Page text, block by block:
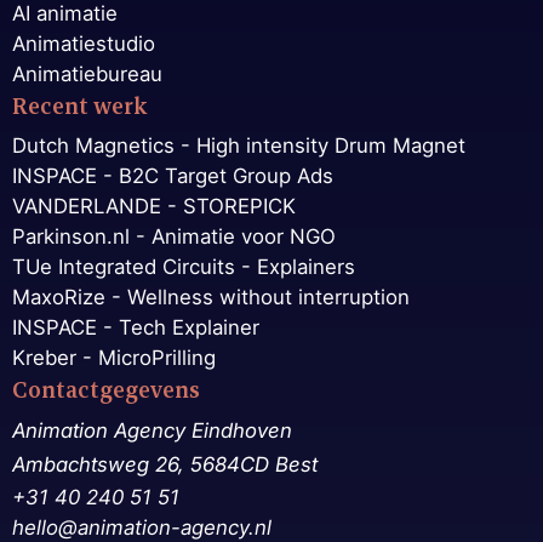
AI animatie
Animatiestudio
Animatiebureau
Recent werk
Dutch Magnetics - High intensity Drum Magnet
INSPACE - B2C Target Group Ads
VANDERLANDE - STOREPICK
Parkinson.nl - Animatie voor NGO
TUe Integrated Circuits - Explainers
MaxoRize - Wellness without interruption
INSPACE - Tech Explainer
Kreber - MicroPrilling
Contactgegevens
Animation Agency Eindhoven
Ambachtsweg 26, 5684CD Best
+31 40 240 51 51
hello@animation-agency.nl